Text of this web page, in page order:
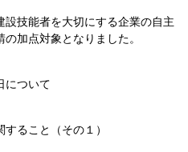
設技能者を大切にする企業の自主
加点対象となりました。
について
すること（その１）